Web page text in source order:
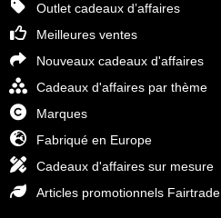
Outlet cadeaux d’affaires
Meilleures ventes
Nouveaux cadeaux d'affaires
Cadeaux d'affaires par thème
Marques
Fabriqué en Europe
Cadeaux d'affaires sur mesure
Articles promotionnels Fairtrade